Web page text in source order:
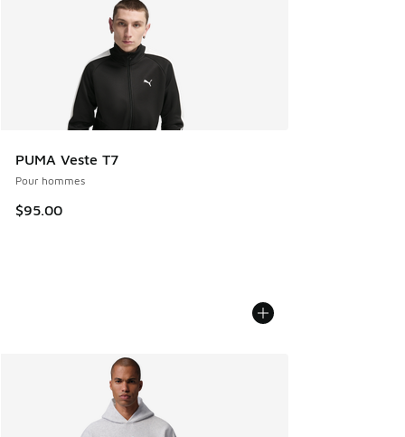
PUMA Veste T7
Pour hommes
$95.00